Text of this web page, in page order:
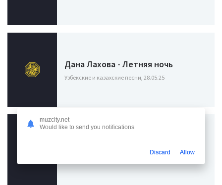
Дана Лахова - Летняя ночь
Узбекские и казахские песни, 28.05.25
muzcity.net
Would like to send you notifications
Discard Allow